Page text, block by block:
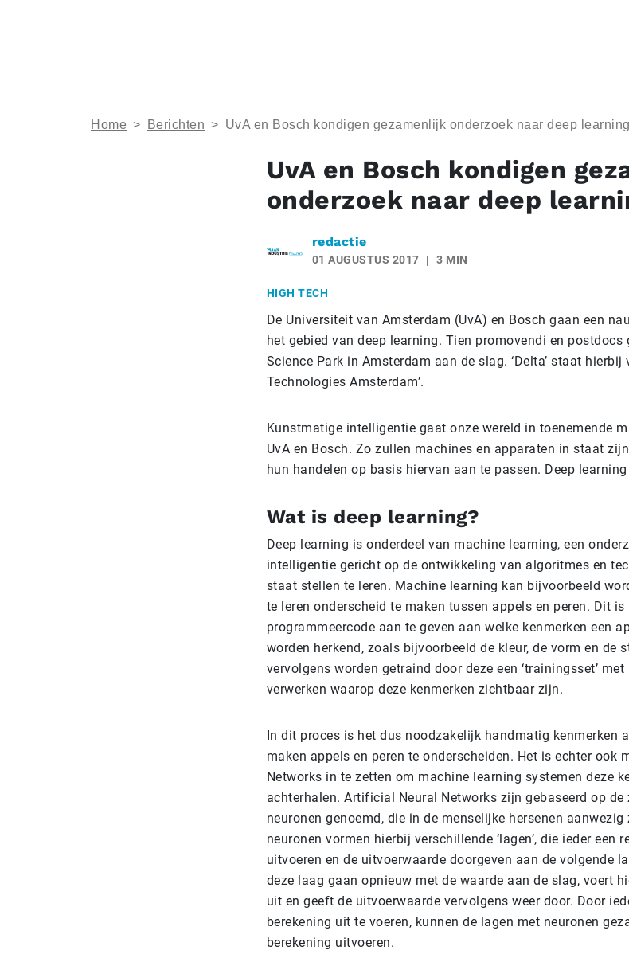
Home > Berichten > UvA en Bosch kondigen gezamenlijk onderzoek naar deep
UvA en Bosch kondigen
onderzoek naar deep
redactie
01 AUGUSTUS 2017 3 MIN
HIGH TECH
De Universiteit van Amsterdam (UvA) en Bosch gaan een
het gebied van deep learning. Tien promovendi en
Science Park in Amsterdam aan de slag. ‘Delta’ staat hierbij
Technologies Amsterdam’.
Kunstmatige intelligentie gaat onze wereld in toenemende
UvA en Bosch. Zo zullen machines en apparaten in staat
hun handelen op basis hiervan aan te passen. Deep
Wat is deep learning?
Deep learning is onderdeel van machine learning, een
intelligentie gericht op de ontwikkeling van algoritmes en
staat stellen te leren. Machine learning kan bijvoorbeeld
te leren onderscheid te maken tussen appels en peren. Dit
programmeercode aan te geven aan welke kenmerken een
worden herkend, zoals bijvoorbeeld de kleur, de vorm en de
vervolgens worden getraind door deze een ‘trainingsset’
verwerken waarop deze kenmerken zichtbaar zijn.
In dit proces is het dus noodzakelijk handmatig kenmerken
maken appels en peren te onderscheiden. Het is echter ook
Networks in te zetten om machine learning systemen deze
achterhalen. Artificial Neural Networks zijn gebaseerd op de
neuronen genoemd, die in de menselijke hersenen
neuronen vormen hierbij verschillende ‘lagen’, die ieder een
uitvoeren en de uitvoerwaarde doorgeven aan de volgende
deze laag gaan opnieuw met de waarde aan de slag, voert
uit en geeft de uitvoerwaarde vervolgens weer door. Door
berekening uit te voeren, kunnen de lagen met neuronen
berekening uitvoeren.